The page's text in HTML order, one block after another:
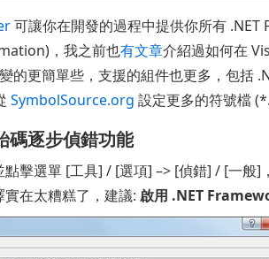
可讓你在開發的過程中提供你所有
，我之前也有文章介紹過如何在
的更簡單些，支援的組件也更多，包括
SymbolSource.org 設定更多的符號檔
逐步偵錯功能
擊選單 [工具] / [選項] –> [偵錯] / [一般]
實在太糟糕了，建議:啟用 .NET